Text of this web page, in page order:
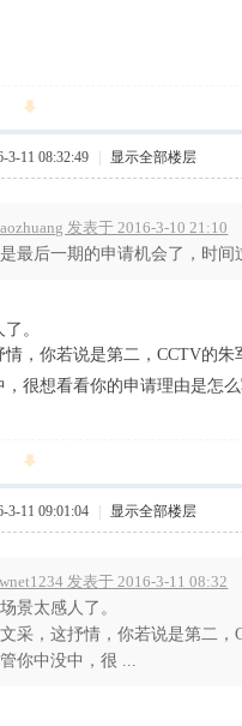
3-11 08:32:49 显示全部楼层
发表于 2016-3-10 21:10
最后一期的申请机会了，时
。
，你若说是第二，CCTV的朱
，很想看看你的申请理由是怎
3-11 09:01:04 显示全部楼层
发表于 2016-3-11 08:32
景太感人了。
采，这抒情，你若说是第二，
你中没中，很 ...